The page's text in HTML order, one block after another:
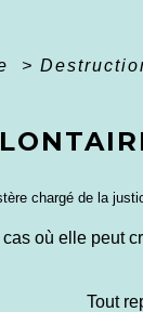
>
chargé de la
où elle peut
Tout